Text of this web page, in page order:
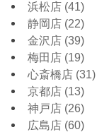
浜松店 (41)
静岡店 (22)
金沢店 (39)
梅田店 (19)
心斎橋店 (31)
京都店 (13)
神戸店 (26)
広島店 (60)